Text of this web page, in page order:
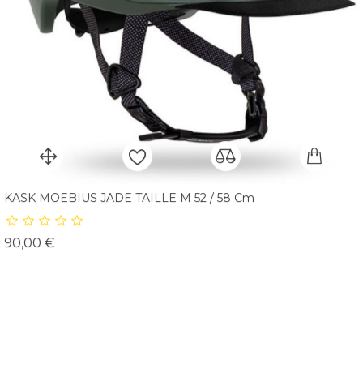
KASK MOEBIUS JADE TAILLE M 52 / 58 Cm
90,00 €Prix